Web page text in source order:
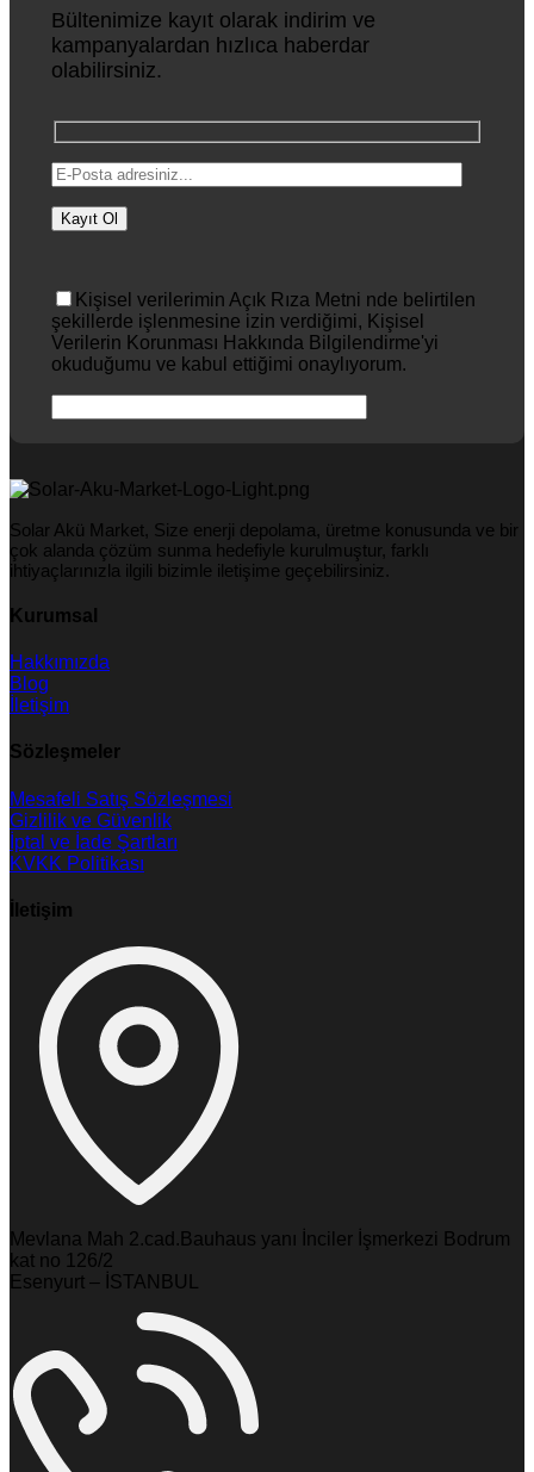
Bültenimize kayıt olarak indirim ve
kampanyalardan hızlıca haberdar
olabilirsiniz.
Kişisel verilerimin Açık Rıza Metni nde belirtilen
şekillerde işlenmesine izin verdiğimi, Kişisel
Verilerin Korunması Hakkında Bilgilendirme'yi
okuduğumu ve kabul ettiğimi onaylıyorum.
Solar Akü Market, Size enerji depolama, üretme konusunda ve bir
çok alanda çözüm sunma hedefiyle kurulmuştur, farklı
ihtiyaçlarınızla ilgili bizimle iletişime geçebilirsiniz.
Kurumsal
Hakkımızda
Blog
İletişim
Sözleşmeler
Mesafeli Satış Sözleşmesi
Gizlilik ve Güvenlik
İptal ve İade Şartları
KVKK Politikası
İletişim
Mevlana Mah 2.cad.Bauhaus yanı İnciler İşmerkezi Bodrum
kat no 126/2
Esenyurt – İSTANBUL